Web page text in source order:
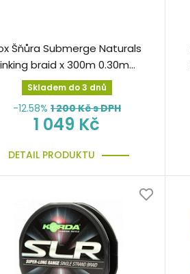
Šňůra Submerge Naturals
braid x 300m 0.30mm
55lb/24.9kg splétaná
Skladem do 3 dnů
-12.58% 1 200Kč s DPH
1 049 Kč
DETAIL PRODUKTU